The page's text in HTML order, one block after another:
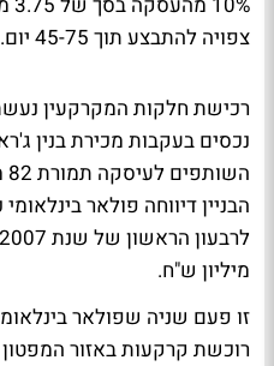
צפויה להתבצע תוך 45-75 יום.
רכישת חלקות המקרקעין
הבניין דיווחה פולאר
מיליון ש"ח.
זו פעם שניה שפולאר